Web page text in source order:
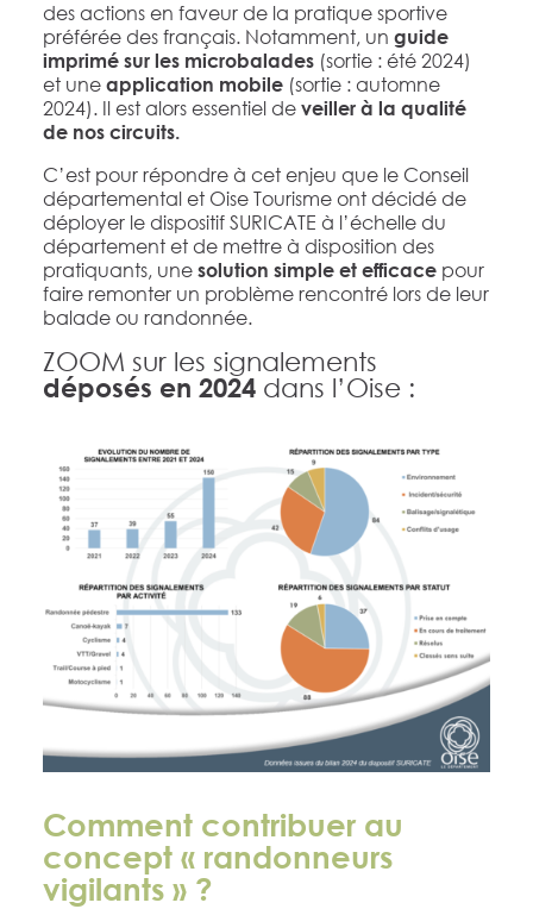
des actions en faveur de la pratique sportive
préférée des français. Notamment, un guide
imprimé sur les microbalades(sortie : été 2024)
et une application mobile(sortie : automne
2024). Il est alors essentiel de veiller à la qualité
de nos circuits.
C’est pour répondre à cet enjeu que le Conseil
départemental et Oise Tourisme ont décidé de
déployer le dispositif SURICATE à l’échelle du
département et de mettre à disposition des
pratiquants, une solution simple et efficacepour
faire remonter un problème rencontré lors de leur
balade ou randonnée.
ZOOM sur les signalements
déposés en 2024dans l’Oise :
Comment contribuer au
concept « randonneurs
vigilants » ?